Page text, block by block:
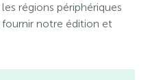
régions périphériques
fournir notre édition et